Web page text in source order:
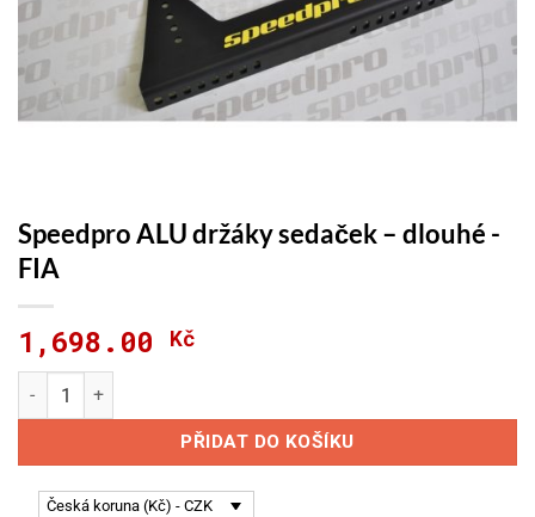
Speedpro ALU držáky sedaček – dlouhé -
FIA
1,698.00 Kč
Speedpro ALU držáky sedaček - dlouhé -FIA množství
PŘIDAT DO KOŠÍKU
Česká koruna (Kč) - CZK